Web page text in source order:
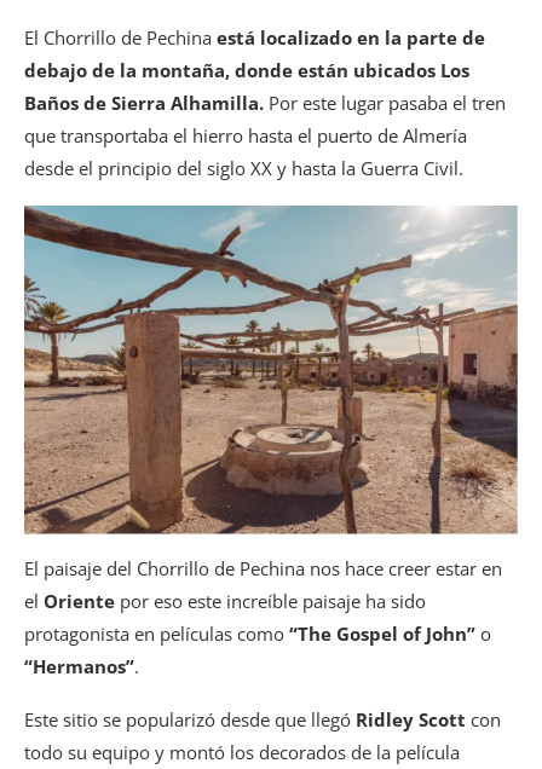
El Chorrillo de Pechina está localizado en la parte de
debajo de la montaña, donde están ubicados Los
Baños de Sierra Alhamilla. Por este lugar pasaba el tren
que transportaba el hierro hasta el puerto de Almería
desde el principio del siglo XX y hasta la Guerra Civil.
El paisaje del Chorrillo de Pechina nos hace creer estar en
el Oriente por eso este increíble paisaje ha sido
protagonista en películas como “The Gospel of John” o
“Hermanos”.
Este sitio se popularizó desde que llegó Ridley Scott con
todo su equipo y montó los decorados de la película